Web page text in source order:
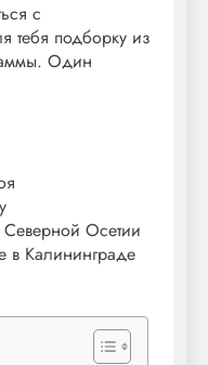
с
тебя подборку из
Один
Осетии
в Калининграде